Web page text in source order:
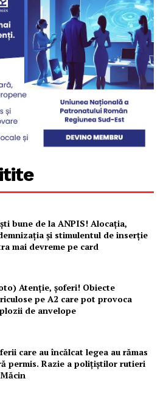
bune de la ANPIS! Alocația,
și stimulentul de inserție
mai devreme pe card
Atenție, șoferi! Obiecte
pe A2 care pot provoca
de anvelope
care au încălcat legea au rămas
permis. Razie a polițiștilor rutieri